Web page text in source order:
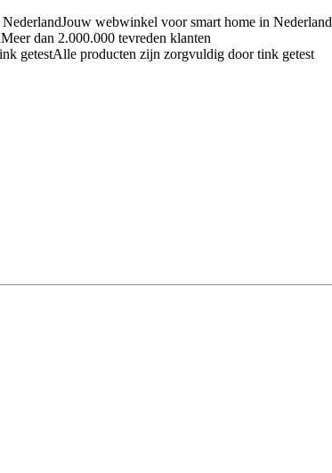
Jouw webwinkel voor smart home in Nederland
Meer dan 2.000.000 tevreden klanten
Alle producten zijn zorgvuldig door tink getest